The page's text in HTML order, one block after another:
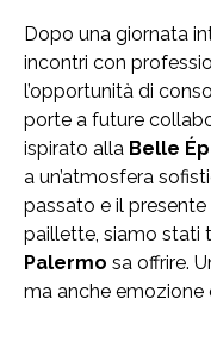
Dopo una giornata
incontri con
l’opportunità di
porte a future
ispirato alla Belle
a un’atmosfera
passato e il presente
paillette, siamo stati
Palermo sa offrire.
ma anche emozione